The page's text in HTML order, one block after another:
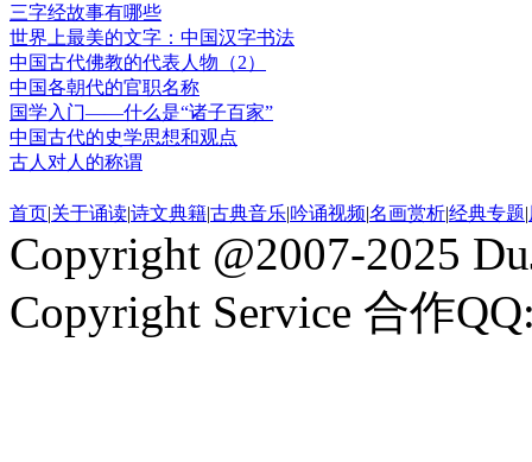
三字经故事有哪些
世界上最美的文字：中国汉字书法
中国古代佛教的代表人物（2）
中国各朝代的官职名称
国学入门——什么是“诸子百家”
中国古代的史学思想和观点
古人对人的称谓
首页|关于诵读|诗文典籍|古典音乐|吟诵视频|名画赏析|经典专题|
Copyright @2007-2025
Copyright Service 合作